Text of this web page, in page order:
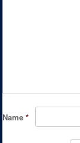
Name*